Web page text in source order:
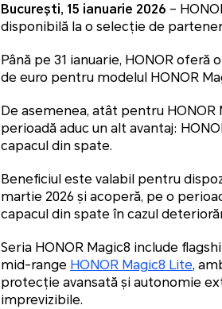
București, 15 ianuarie 2026 –
disponibilă la o selecție de
Până pe 31 ianuarie, HONOR
de euro pentru modelul HONOR
De asemenea, atât pentru
perioadă aduc un alt avantaj:
capacul din spate.
Beneficiul este valabil pentru
martie 2026 și acoperă, pe o
capacul din spate în cazul
Seria HONOR Magic8 include
mid-range HONOR Magic8 Lite,
protecție avansată și autonomie
imprevizibile.